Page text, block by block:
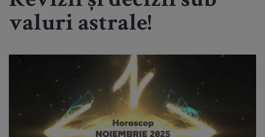
valuri astrale!